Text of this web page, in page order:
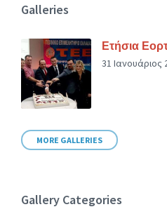
Galleries
Ετήσια
31 Ιανουάριος
MORE GALLERIES
Gallery Categories